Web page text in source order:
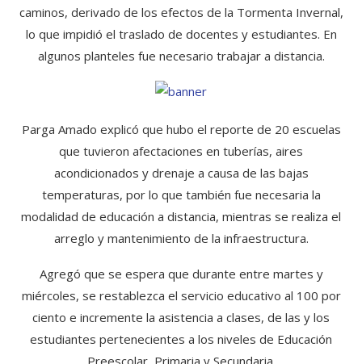
caminos, derivado de los efectos de la Tormenta Invernal,
lo que impidió el traslado de docentes y estudiantes. En
algunos planteles fue necesario trabajar a distancia.
Parga Amado explicó que hubo el reporte de 20 escuelas
que tuvieron afectaciones en tuberías, aires
acondicionados y drenaje a causa de las bajas
temperaturas, por lo que también fue necesaria la
modalidad de educación a distancia, mientras se realiza el
arreglo y mantenimiento de la infraestructura.
Agregó que se espera que durante entre martes y
miércoles, se restablezca el servicio educativo al 100 por
ciento e incremente la asistencia a clases, de las y los
estudiantes pertenecientes a los niveles de Educación